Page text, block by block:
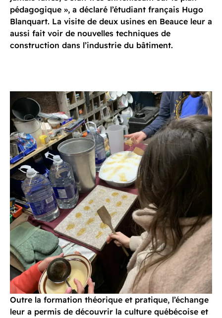
pédagogique », a déclaré l’étudiant français Hugo
Blanquart. La visite de deux usines en Beauce leur a
aussi fait voir de nouvelles techniques de
construction dans l’industrie du bâtiment.
Outre la formation théorique et pratique, l’échange
leur a permis de découvrir la culture québécoise et